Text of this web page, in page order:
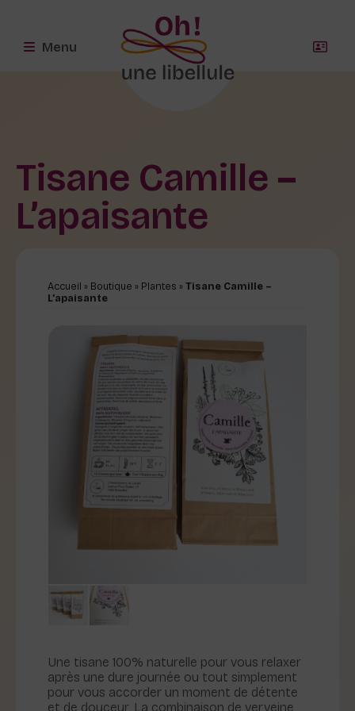
Menu
Tisane Camille –
L’apaisante
Accueil » Boutique » Plantes » Tisane Camille –
L’apaisante
Une tisane 100% naturelle pour vous relaxer
après une dure journée ou tout simplement
pour vous accorder un moment de détente
et de douceur. La combinaison de verveine,